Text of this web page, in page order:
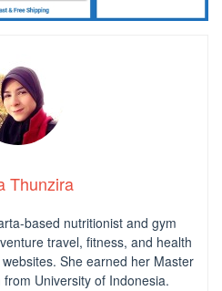
Thunzira
based nutritionist and gym
travel, fitness, and health
She earned her Master
University of Indonesia.